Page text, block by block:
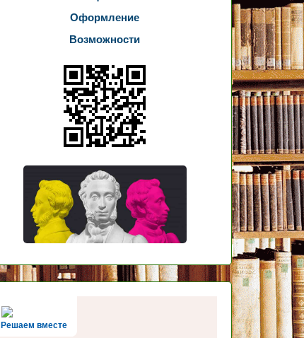
Оформление
Возможности
Решаем вместе